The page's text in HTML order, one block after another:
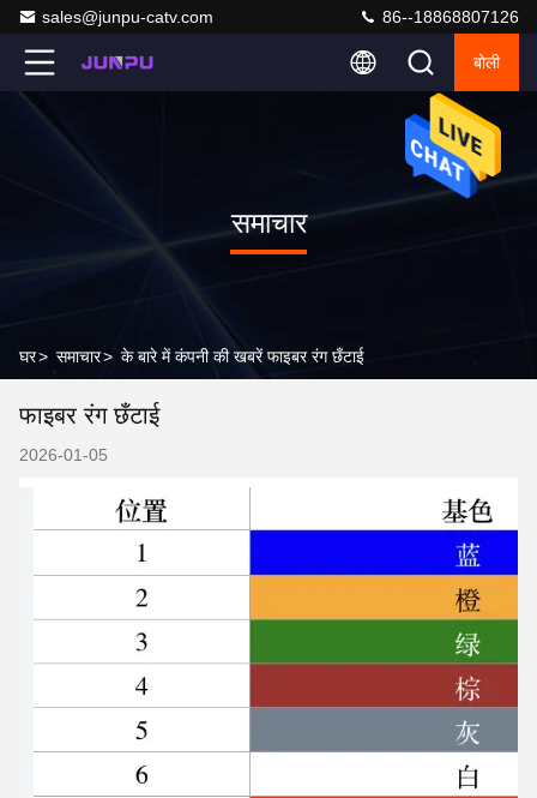
sales@junpu-catv.com 86--18868807126
बोली
समाचार
घर> समाचार> के बारे में कंपनी की खबरें फाइबर रंग छँटाई
फाइबर रंग छँटाई
2026-01-05